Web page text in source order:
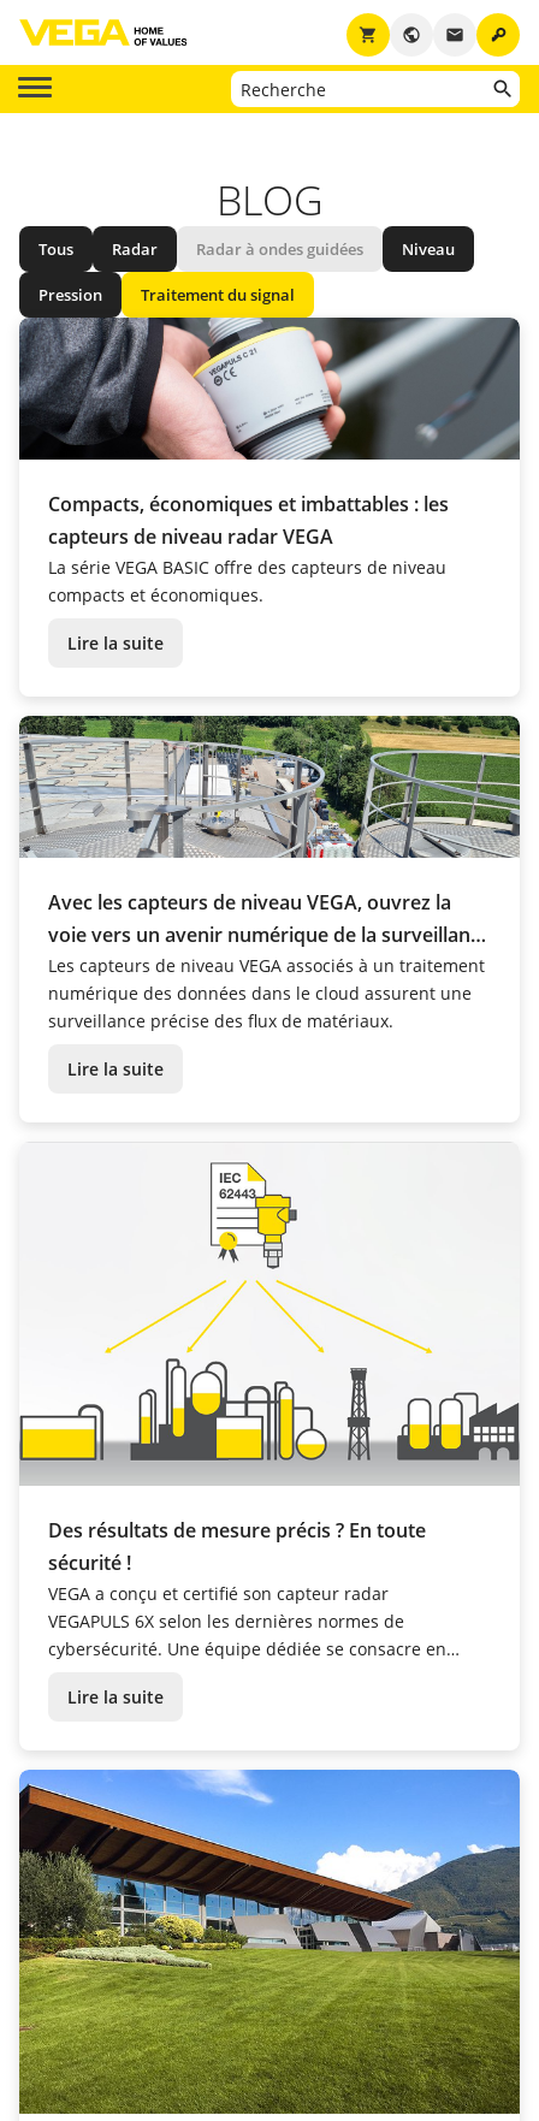
key
email
public
shopping_cart
BLOG
Tous Radar Radar à ondes guidées Niveau
Pression Traitement du signal
Compacts, économiques et imbattables : les
capteurs de niveau radar VEGA
La série VEGA BASIC offre des capteurs de niveau
compacts et économiques.
Lire la suite
Avec les capteurs de niveau VEGA, ouvrez la
voie vers un avenir numérique de la surveillance
des matériaux
Les capteurs de niveau VEGA associés à un traitement
numérique des données dans le cloud assurent une
surveillance précise des flux de matériaux.
Lire la suite
Des résultats de mesure précis ? En toute
sécurité !
VEGA a conçu et certifié son capteur radar
VEGAPULS 6X selon les dernières normes de
cybersécurité. Une équipe dédiée se consacre en
mesure contre les nouvelles menaces.
Lire la suite